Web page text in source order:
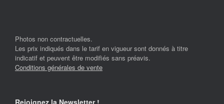
Photos non contractuelles.
Les prix indiqués dans le tarif en vigueur sont donnés à titre
indicatif et peuvent être modifiés sans préavis.
Conditions générales de vente
Rejoignez la Newsletter !